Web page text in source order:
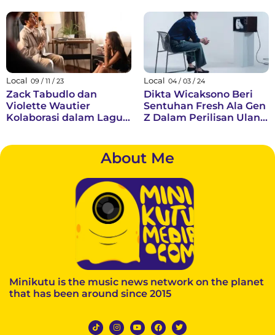
masing yang melatari ini,
hanya pergeseran prioritas
mereka yang akhirnya
membuat satu per satu
personel memilih hengkang.
Dari empat personel...
Local 09 / 11 / 23
Zack Tabudlo dan
Violette Wautier
Kolaborasi dalam Lagu
Local 04 / 03 / 24
Dikta Wicaksono Beri
Sentuhan Fresh Ala Gen
Z Dalam Perilisan Ulang
About Me
Minikutu is the music news network on the planet
that has been around since 2015